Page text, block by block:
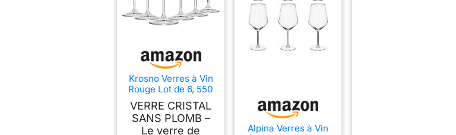
Krosno Verres à Vin
Rouge Lot de 6, 550
ml, Merlot,
Collection Avant-
Garde
VERRE CRISTAL
SANS PLOMB –
Le verre de
Alpina Verres à Vin